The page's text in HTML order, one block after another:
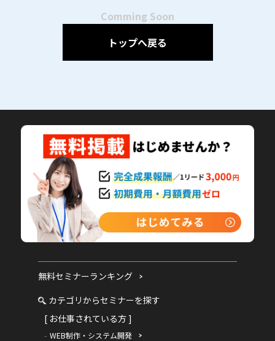
Comming Soon
トップへ戻る
無料セミナーランキング
カテゴリからセミナーを探す
[ お仕事されている方 ]
WEB制作・システム開発